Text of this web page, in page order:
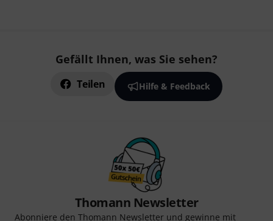
Gefällt Ihnen, was Sie sehen?
Teilen Hilfe & Feedback
Thomann Newsletter
Abonniere den Thomann Newsletter und gewinne mit